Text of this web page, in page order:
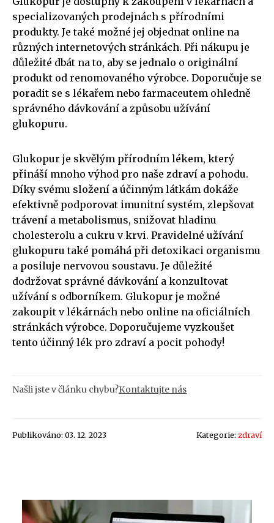
specializovaných prodejnách s přírodními
produkty. Je také možné jej objednat online na
různých internetových stránkách. Při nákupu je
důležité dbát na to, aby se jednalo o originální
produkt od renomovaného výrobce. Doporučuje se
poradit se s lékařem nebo farmaceutem ohledně
správného dávkování a způsobu užívání
glukopuru.
Glukopur je skvělým přírodním lékem, který
přináší mnoho výhod pro naše zdraví a pohodu.
Díky svému složení a účinným látkám dokáže
efektivně podporovat imunitní systém, zlepšovat
trávení a metabolismus, snižovat hladinu
cholesterolu a cukru v krvi. Pravidelné užívání
glukopuru také pomáhá při detoxikaci organismu
a posiluje nervovou soustavu. Je důležité
dodržovat správné dávkování a konzultovat
užívání s odborníkem. Glukopur je možné
zakoupit v lékárnách nebo online na oficiálních
stránkách výrobce. Doporučujeme vyzkoušet
tento účinný lék pro zdraví a pocit pohody!
Našli jste v článku chybu?Kontaktujte nás
Publikováno: 03. 12. 2023 Kategorie: zdraví